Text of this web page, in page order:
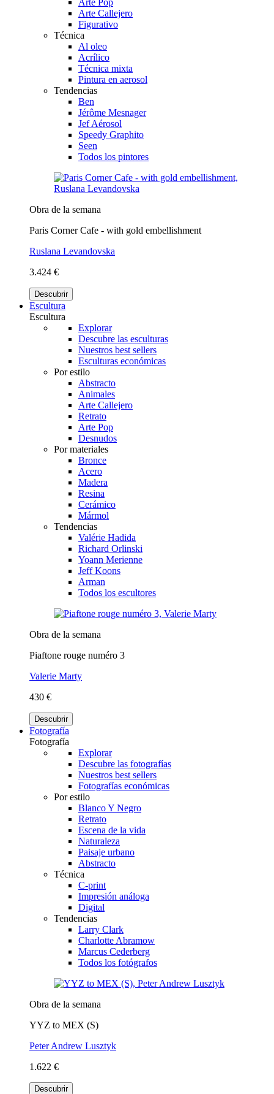
Arte Callejero
Figurativo
Técnica
Al oleo
Acrílico
Técnica mixta
Pintura en aerosol
Tendencias
Ben
Jérôme Mesnager
Jef Aérosol
Speedy Graphito
Seen
Todos los pintores
Obra de la semana
Paris Corner Cafe - with gold embellishment
Ruslana Levandovska
3.424 €
Descubrir
Escultura
Escultura
Explorar
Descubre las esculturas
Nuestros best sellers
Esculturas económicas
Por estilo
Abstracto
Animales
Arte Callejero
Retrato
Arte Pop
Desnudos
Por materiales
Bronce
Acero
Madera
Resina
Cerámico
Mármol
Tendencias
Valérie Hadida
Richard Orlinski
Yoann Merienne
Jeff Koons
Arman
Todos los escultores
Obra de la semana
Piaftone rouge numéro 3
Valerie Marty
430 €
Descubrir
Fotografía
Fotografía
Explorar
Descubre las fotografías
Nuestros best sellers
Fotografías económicas
Por estilo
Blanco Y Negro
Retrato
Escena de la vida
Naturaleza
Paisaje urbano
Abstracto
Técnica
C-print
Impresión análoga
Digital
Tendencias
Larry Clark
Charlotte Abramow
Marcus Cederberg
Todos los fotógrafos
Obra de la semana
YYZ to MEX (S)
Peter Andrew Lusztyk
1.622 €
Descubrir